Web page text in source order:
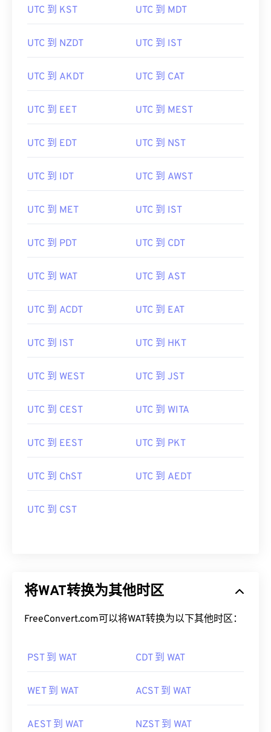
UTC 到 KST UTC 到 MDT
UTC 到 NZDT UTC 到 IST
UTC 到 AKDT UTC 到 CAT
UTC 到 EET UTC 到 MEST
UTC 到 EDT UTC 到 NST
UTC 到 IDT UTC 到 AWST
UTC 到 MET UTC 到 IST
UTC 到 PDT UTC 到 CDT
UTC 到 WAT UTC 到 AST
UTC 到 ACDT UTC 到 EAT
UTC 到 IST UTC 到 HKT
UTC 到 WEST UTC 到 JST
UTC 到 CEST UTC 到 WITA
UTC 到 EEST UTC 到 PKT
UTC 到 ChST UTC 到 AEDT
UTC 到 CST
将WAT转换为其他时区
FreeConvert.com可以将WAT转换为以下其他时区：
PST 到 WAT CDT 到 WAT
WET 到 WAT ACST 到 WAT
AEST 到 WAT NZST 到 WAT